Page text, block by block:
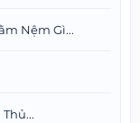
Nệm Gì...